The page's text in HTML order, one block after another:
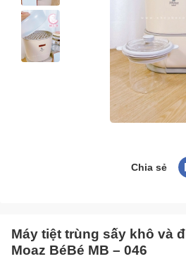
Chia sẻ
Máy tiệt trùng sấy khô và
Moaz BéBé MB – 046